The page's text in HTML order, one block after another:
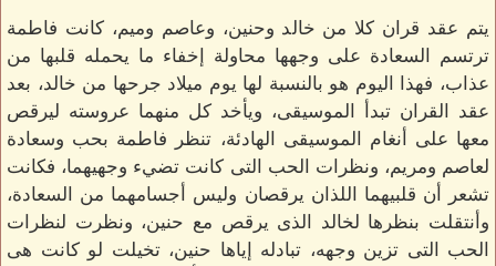
يتم عقد قران كلا من خالد وحنين، وعاصم وميم، كانت فاطمة
ترتسم السعادة على وجهها محاولة إخفاء ما يحمله قلبها من
عذاب، فهذا اليوم هو بالنسبة لها يوم ميلاد جرحها من خالد، بعد
عقد القران تبدأ الموسيقى، ويأخد كل منهما عروسته ليرقص
معها على أنغام الموسيقى الهادئة، تنظر فاطمة بحب وسعادة
لعاصم ومريم، ونظرات الحب التى كانت تضيء وجهيهما، فكانت
تشعر أن قلبيهما اللذان يرقصان وليس أجسامهما من السعادة،
وأنتقلت بنظرها لخالد الذى يرقص مع حنين، ونظرت لنظرات
الحب التى تزين وجهه، تبادله إياها حنين، تخيلت لو كانت هى